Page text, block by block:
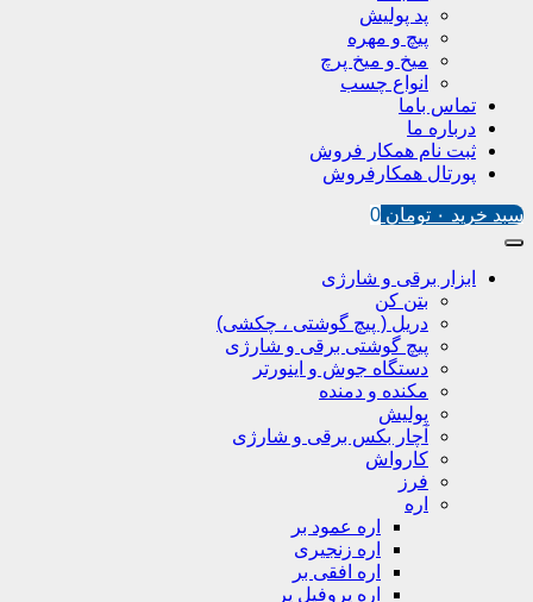
پد پولیش
پیچ و مهره
میخ و میخ پرچ
انواع چسب
تماس باما
درباره ما
ثبت نام همکار فروش
پورتال همکارفروش
سبد خرید ۰ تومان 0
ابزار برقی و شارژی
بتن کن
دریل ( پیچ گوشتی ، چکشی)
پیچ گوشتی برقی و شارژی
دستگاه جوش و اینورتر
مکنده و دمنده
پولیش
آچار بکس برقی و شارژی
کارواش
فرز
اره
اره عمود بر
اره زنجیری
اره افقی بر
اره پروفیل پر